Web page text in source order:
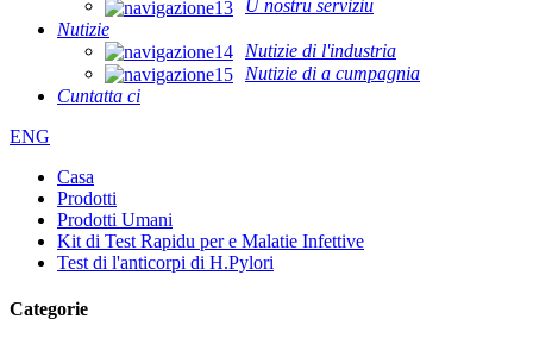
U nostru serviziu
Nutizie
Nutizie di l'industria
Nutizie di a cumpagnia
Cuntatta ci
ENG
Casa
Prodotti
Prodotti Umani
Kit di Test Rapidu per e Malatie Infettive
Test di l'anticorpi di H.Pylori
Categorie